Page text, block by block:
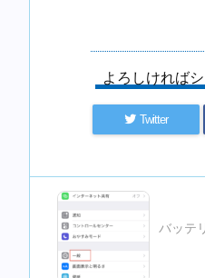
よろしければ
Twitter
バッテ